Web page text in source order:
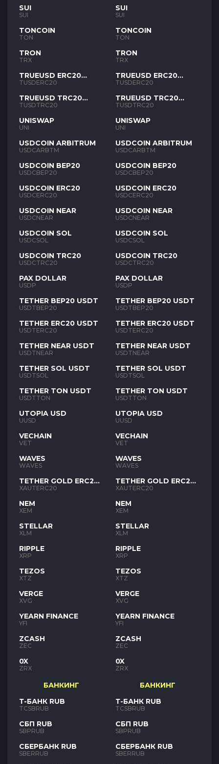
SUI
SUI
TONCOIN
TON
TRON
TRX
TRUEUSD ERC20
TUSD
TUSDERC20
TRUEUSD TRC20
TUSD
TUSDTRC20
UNISWAP
UNI
USDCOIN ARBITRUM
USDCARBTM
USDCOIN BEP20
USDCBEP20
USDCOIN ERC20
USDCERC20
USDCOIN NEAR
USDCNEAR
USDCOIN SOL
USDCSOL
USDCOIN TRC20
USDCTRC20
PAX DOLLAR
USDP
TETHER BEP20 USDT
USDTBEP20
TETHER ERC20 USDT
USDTERC20
TETHER NEAR USDT
USDTNEAR
TETHER SOL USDT
USDTSOL
TETHER TON USDT
USDTTON
UTOPIA USD
UUSD
VECHAIN
VET
WAVES
WAVES
TETHER GOLD ERC20
XAUT
XAUTERC20
NEM
XEM
STELLAR
XLM
RIPPLE
XRP
TEZOS
XTZ
VERGE
XVG
YEARN FINANCE
YFI
ZCASH
ZEC
0X
ZRX
БАНКИНГ
Т-БАНК RUB
TCSBRUB
СБП RUB
SBPRUB
СБЕРБАНК RUB
SBERRUB
SUI
SUI
TONCOIN
TON
TRON
TRX
TRUEUSD ERC20
TUSD
TUSDERC20
TRUEUSD TRC20
TUSD
TUSDTRC20
UNISWAP
UNI
USDCOIN ARBITRUM
USDCARBTM
USDCOIN BEP20
USDCBEP20
USDCOIN ERC20
USDCERC20
USDCOIN NEAR
USDCNEAR
USDCOIN SOL
USDCSOL
USDCOIN TRC20
USDCTRC20
PAX DOLLAR
USDP
TETHER BEP20 USDT
USDTBEP20
TETHER ERC20 USDT
USDTERC20
TETHER NEAR USDT
USDTNEAR
TETHER SOL USDT
USDTSOL
TETHER TON USDT
USDTTON
UTOPIA USD
UUSD
VECHAIN
VET
WAVES
WAVES
TETHER GOLD ERC20
XAUT
XAUTERC20
NEM
XEM
STELLAR
XLM
RIPPLE
XRP
TEZOS
XTZ
VERGE
XVG
YEARN FINANCE
YFI
ZCASH
ZEC
0X
ZRX
БАНКИНГ
Т-БАНК RUB
TCSBRUB
СБП RUB
SBPRUB
СБЕРБАНК RUB
SBERRUB